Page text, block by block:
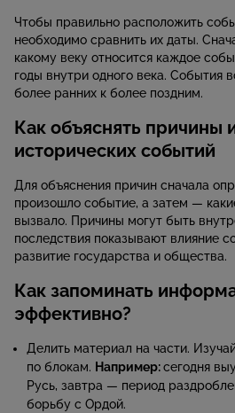
Чтобы правильно расположить
необходимо сравнить их даты.
какому веку относится каждое
годы внутри одного века. События
более ранних к более поздним.
Как объяснять причины
исторических событий
Для объяснения причин сначала
произошло событие, а затем —
вызвало. Причины могут быть
последствия показывают влияние
развитие государства и общества.
Как запоминать
эффективно?
Делить материал на части.
по блокам. Например:сегодня
Русь, завтра — период
борьбу с Ордой.